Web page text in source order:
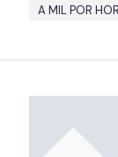
A MIL POR